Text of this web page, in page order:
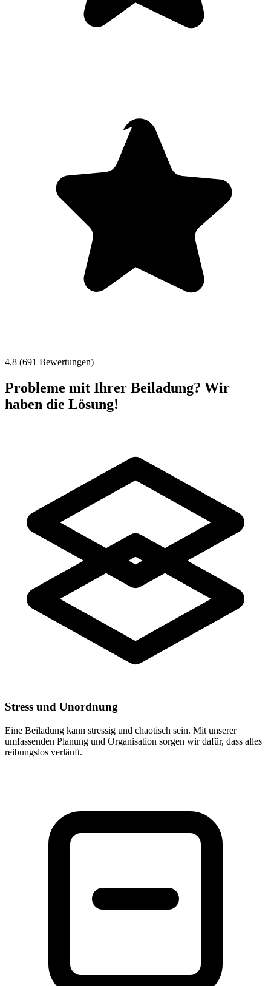
4,8 (691 Bewertungen)
Probleme mit Ihrer Beiladung? Wir
haben die Lösung!
Stress und Unordnung
Eine Beiladung kann stressig und chaotisch sein. Mit unserer
umfassenden Planung und Organisation sorgen wir dafür, dass alles
reibungslos verläuft.